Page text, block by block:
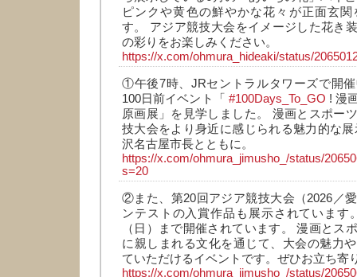
ピンクや黄色の鮮やかな花々が正面玄
す。 アジア競技大会をイメージした花き
の彩りをお楽しみください。
https://x.com/ohmura_hideaki/status/
①午後7時、JRセントラルタワーズで開
100日前イベント「 #100Days_To_GO ! 漫
原画展」を見学しました。 漫画とスポー
技大会をより身近に感じられる魅力的な
沢名古屋市長とともに。
https://x.com/ohmura_jimusho_/status/
s=20
②また、第20回アジア競技大会（2026／
ンテストの入賞作品も展示されています
（日）まで開催されています。 漫画とス
に親しまれる文化を通じて、大会の魅力
ていただけるイベントです。ぜひお立ち寄
https://x.com/ohmura_jimusho_/status/